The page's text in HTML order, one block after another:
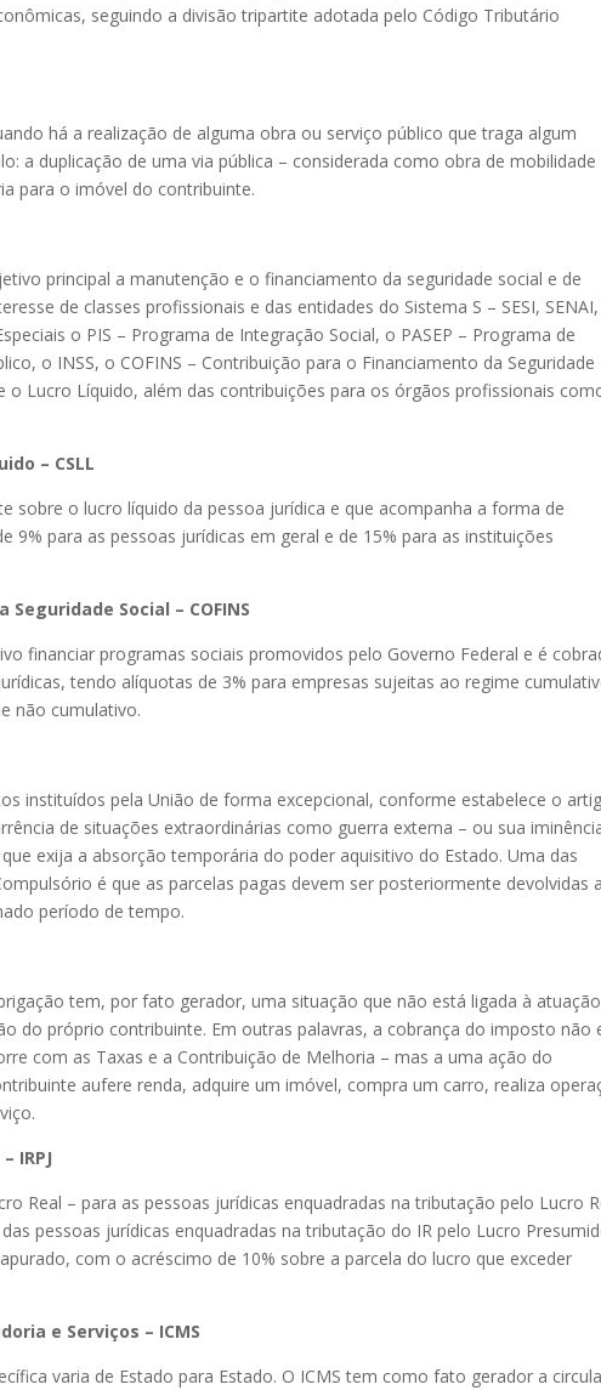
seguindo a divisão tripartite adotada pelo Código Tributário
há a realização de alguma obra ou serviço público que traga algum
a duplicação de uma via pública – considerada como obra de mobilidade
para o imóvel do contribuinte.
principal a manutenção e o financiamento da seguridade social e de
de classes profissionais e das entidades do Sistema S – SESI, SENAI,
o PIS – Programa de Integração Social, o PASEP – Programa de
o INSS, o COFINS – Contribuição para o Financiamento da Seguridade
o Lucro Líquido, além das contribuições para os órgãos profissionais
– CSLL
sobre o lucro líquido da pessoa jurídica e que acompanha a forma de
9% para as pessoas jurídicas em geral e de 15% para as instituições
Social – COFINS
financiar programas sociais promovidos pelo Governo Federal e é
tendo alíquotas de 3% para empresas sujeitas ao regime
não cumulativo.
instituídos pela União de forma excepcional, conforme estabelece o
de situações extraordinárias como guerra externa – ou sua
exija a absorção temporária do poder aquisitivo do Estado. Uma das
é que as parcelas pagas devem ser posteriormente devolvidas
período de tempo.
tem, por fato gerador, uma situação que não está ligada à
do próprio contribuinte. Em outras palavras, a cobrança do imposto não
com as Taxas e a Contribuição de Melhoria – mas a uma ação do
aufere renda, adquire um imóvel, compra um carro, realiza
IRPJ
Real – para as pessoas jurídicas enquadradas na tributação pelo Lucro
pessoas jurídicas enquadradas na tributação do IR pelo Lucro
com o acréscimo de 10% sobre a parcela do lucro que exceder
e Serviços – ICMS
varia de Estado para Estado. O ICMS tem como fato gerador a